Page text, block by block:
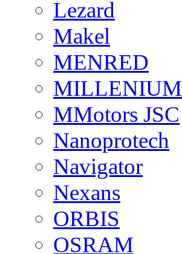
Lezard
Makel
MENRED
MILLENIUM
MMotors JSC
Nanoprotech
Navigator
Nexans
ORBIS
OSRAM